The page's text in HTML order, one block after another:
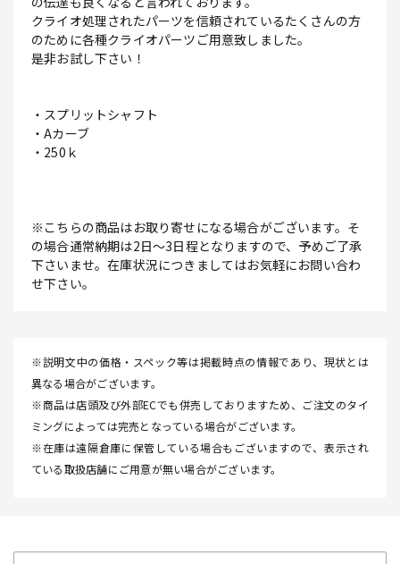
クライオ処理されたパーツを信頼されているたくさんの方
のために各種クライオパーツご用意致しました。
是非お試し下さい！
・スプリットシャフト
・Aカーブ
・250ｋ
※こちらの商品はお取り寄せになる場合がございます。そ
の場合通常納期は2日～3日程となりますので、予めご了承
下さいませ。在庫状況につきましてはお気軽にお問い合わ
せ下さい。
※説明文中の価格・スペック等は掲載時点の情報であり、現状とは
異なる場合がございます。
※商品は店頭及び外部ECでも併売しておりますため、ご注文のタイ
ミングによっては完売となっている場合がございます。
※在庫は遠隔倉庫に保管している場合もございますので、表示され
ている取扱店舗にご用意が無い場合がございます。